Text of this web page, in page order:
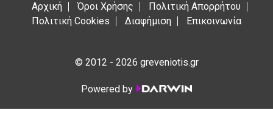
Αρχική Όροι Χρήσης
Πολιτική Απορρήτου
Πολιτική Cookies
Διαφήμιση Επικοινωνία
© 2012 - 2026 greveniotis.gr
Powered by